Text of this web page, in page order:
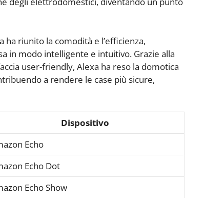
ha riunito la comodità e l’efficienza,
in modo intelligente e intuitivo. Grazie alla
user-friendly, Alexa ha reso la domotica
a rendere le case più sicure,
Dispositivo
Echo
Echo Dot
Echo Show